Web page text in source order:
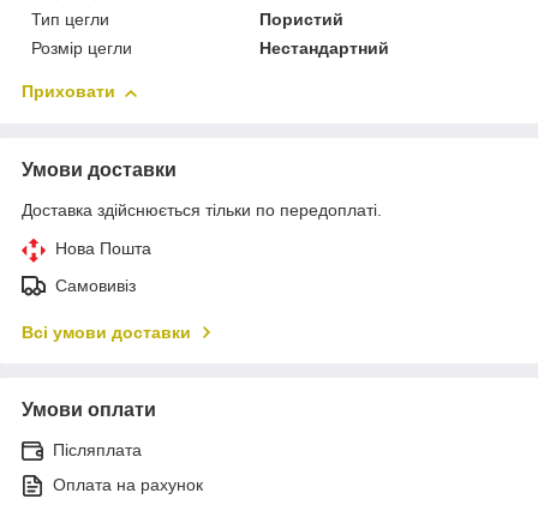
Тип цегли
Пористий
Розмір цегли
Нестандартний
Приховати
Умови доставки
Доставка здійснюється тільки по передоплаті.
Нова Пошта
Самовивіз
Всі умови доставки
Умови оплати
Післяплата
Оплата на рахунок